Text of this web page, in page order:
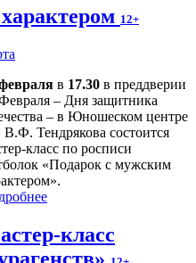
12+
в 17.30 в преддверии
– Дня защитника
– в Юношеском центре
Тендрякова состоится
класс по росписи
«Подарок с мужским
класс